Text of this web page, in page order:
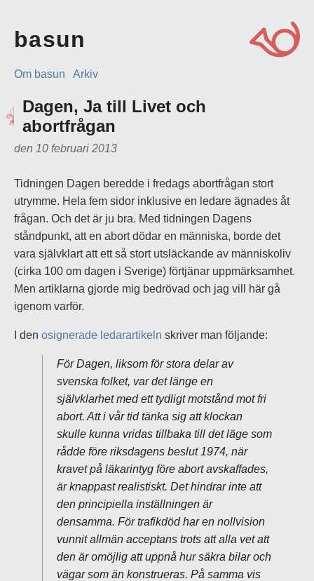
basun
Om basun Arkiv
Dagen, Ja till Livet och
abortfrågan
den 10 februari 2013
Tidningen Dagen beredde i fredags abortfrågan stort
utrymme. Hela fem sidor inklusive en ledare ägnades åt
frågan. Och det är ju bra. Med tidningen Dagens
ståndpunkt, att en abort dödar en människa, borde det
vara självklart att ett så stort utsläckande av människoliv
(cirka 100 om dagen i Sverige) förtjänar uppmärksamhet.
Men artiklarna gjorde mig bedrövad och jag vill här gå
igenom varför.
I den osignerade ledarartikeln skriver man följande:
För Dagen, liksom för stora delar av
svenska folket, var det länge en
självklarhet med ett tydligt motstånd mot fri
abort. Att i vår tid tänka sig att klockan
skulle kunna vridas tillbaka till det läge som
rådde före riksdagens beslut 1974, när
kravet på läkarintyg före abort avskaffades,
är knappast realistiskt. Det hindrar inte att
den principiella inställningen är
densamma. För trafikdöd har en nollvision
vunnit allmän acceptans trots att alla vet att
den är omöjlig att uppnå hur säkra bilar och
vägar som än konstrueras. På samma vis